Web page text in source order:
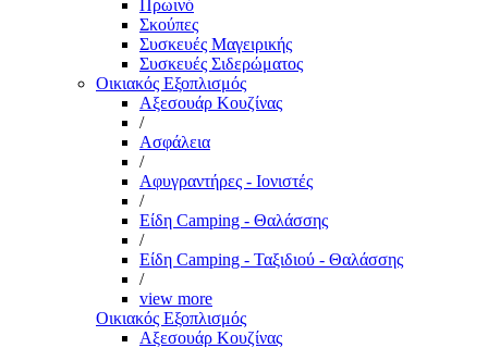
Πρωινό
Σκούπες
Συσκευές Μαγειρικής
Συσκευές Σιδερώματος
Οικιακός Εξοπλισμός
Αξεσουάρ Κουζίνας
/
Ασφάλεια
/
Αφυγραντήρες - Ιονιστές
/
Είδη Camping - Θαλάσσης
/
Είδη Camping - Ταξιδιού - Θαλάσσης
/
view more
Οικιακός Εξοπλισμός
Αξεσουάρ Κουζίνας